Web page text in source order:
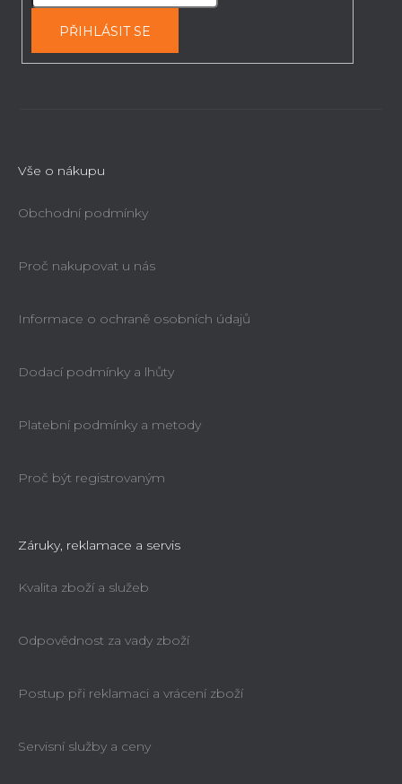
Ihned k dodání
Ihned k dodání
PŘIHLÁSIT SE
Vše o nákupu
Obchodní podmínky
Proč nakupovat u nás
Informace o ochraně osobních údajů
Dodací podmínky a lhůty
Platební podmínky a metody
Proč být registrovaným
Záruky, reklamace a servis
Kvalita zboží a služeb
Odpovědnost za vady zboží
Postup při reklamaci a vrácení zboží
Servisní služby a ceny